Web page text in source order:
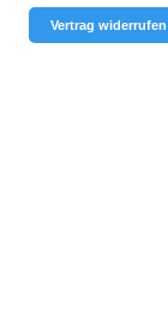
Vertrag widerrufen